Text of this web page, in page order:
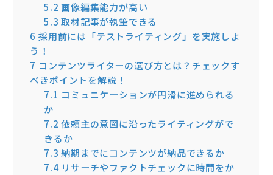
5.2 画像編集能力が高い
5.3 取材記事が執筆できる
6 採用前には「テストライティング」を実施しよ
う！
7 コンテンツライターの選び方とは？チェックす
べきポイントを解説！
7.1 コミュニケーションが円滑に進められる
か
7.2 依頼主の意図に沿ったライティングがで
きるか
7.3 納期までにコンテンツが納品できるか
7.4リサーチやファクトチェックに時間をか